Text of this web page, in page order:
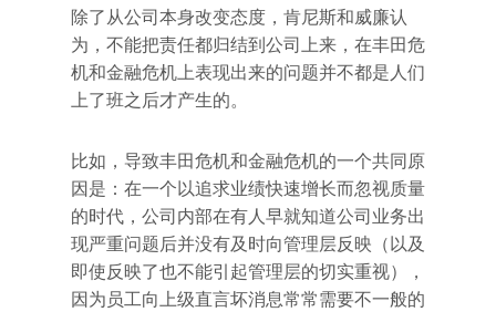
除了从公司本身改变态度，肯尼斯和威廉认
为，不能把责任都归结到公司上来，在丰田危
机和金融危机上表现出来的问题并不都是人们
上了班之后才产生的。
比如，导致丰田危机和金融危机的一个共同原
因是：在一个以追求业绩快速增长而忽视质量
的时代，公司内部在有人早就知道公司业务出
现严重问题后并没有及时向管理层反映（以及
即使反映了也不能引起管理层的切实重视），
因为员工向上级直言坏消息常常需要不一般的